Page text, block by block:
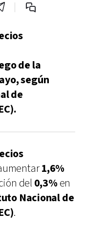
de la
según
de
1,6%
del 0,3%en
Nacional de
.